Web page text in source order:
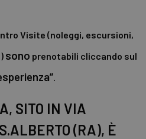
Visite (noleggi, escursioni,
sono prenotabili cliccando sul
SITO IN VIA
(RA), È